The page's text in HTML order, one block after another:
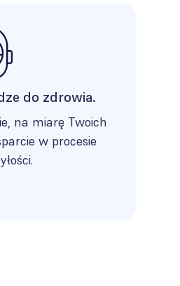
na miarę Twoich
w procesie
do zdrowia.